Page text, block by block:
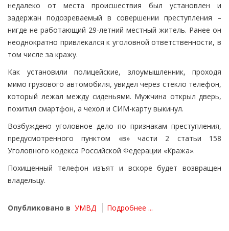
недалеко от места происшествия был установлен и
задержан подозреваемый в совершении преступления –
нигде не работающий 29-летний местный житель. Ранее он
неоднократно привлекался к уголовной ответственности, в
том числе за кражу.
Как установили полицейские, злоумышленник, проходя
мимо грузового автомобиля, увидел через стекло телефон,
который лежал между сиденьями. Мужчина открыл дверь,
похитил смартфон, а чехол и СИМ-карту выкинул.
Возбуждено уголовное дело по признакам преступления,
предусмотренного пунктом «в» части 2 статьи 158
Уголовного кодекса Российской Федерации «Кража».
Похищенный телефон изъят и вскоре будет возвращен
владельцу.
Опубликовано в УМВД Подробнее ...